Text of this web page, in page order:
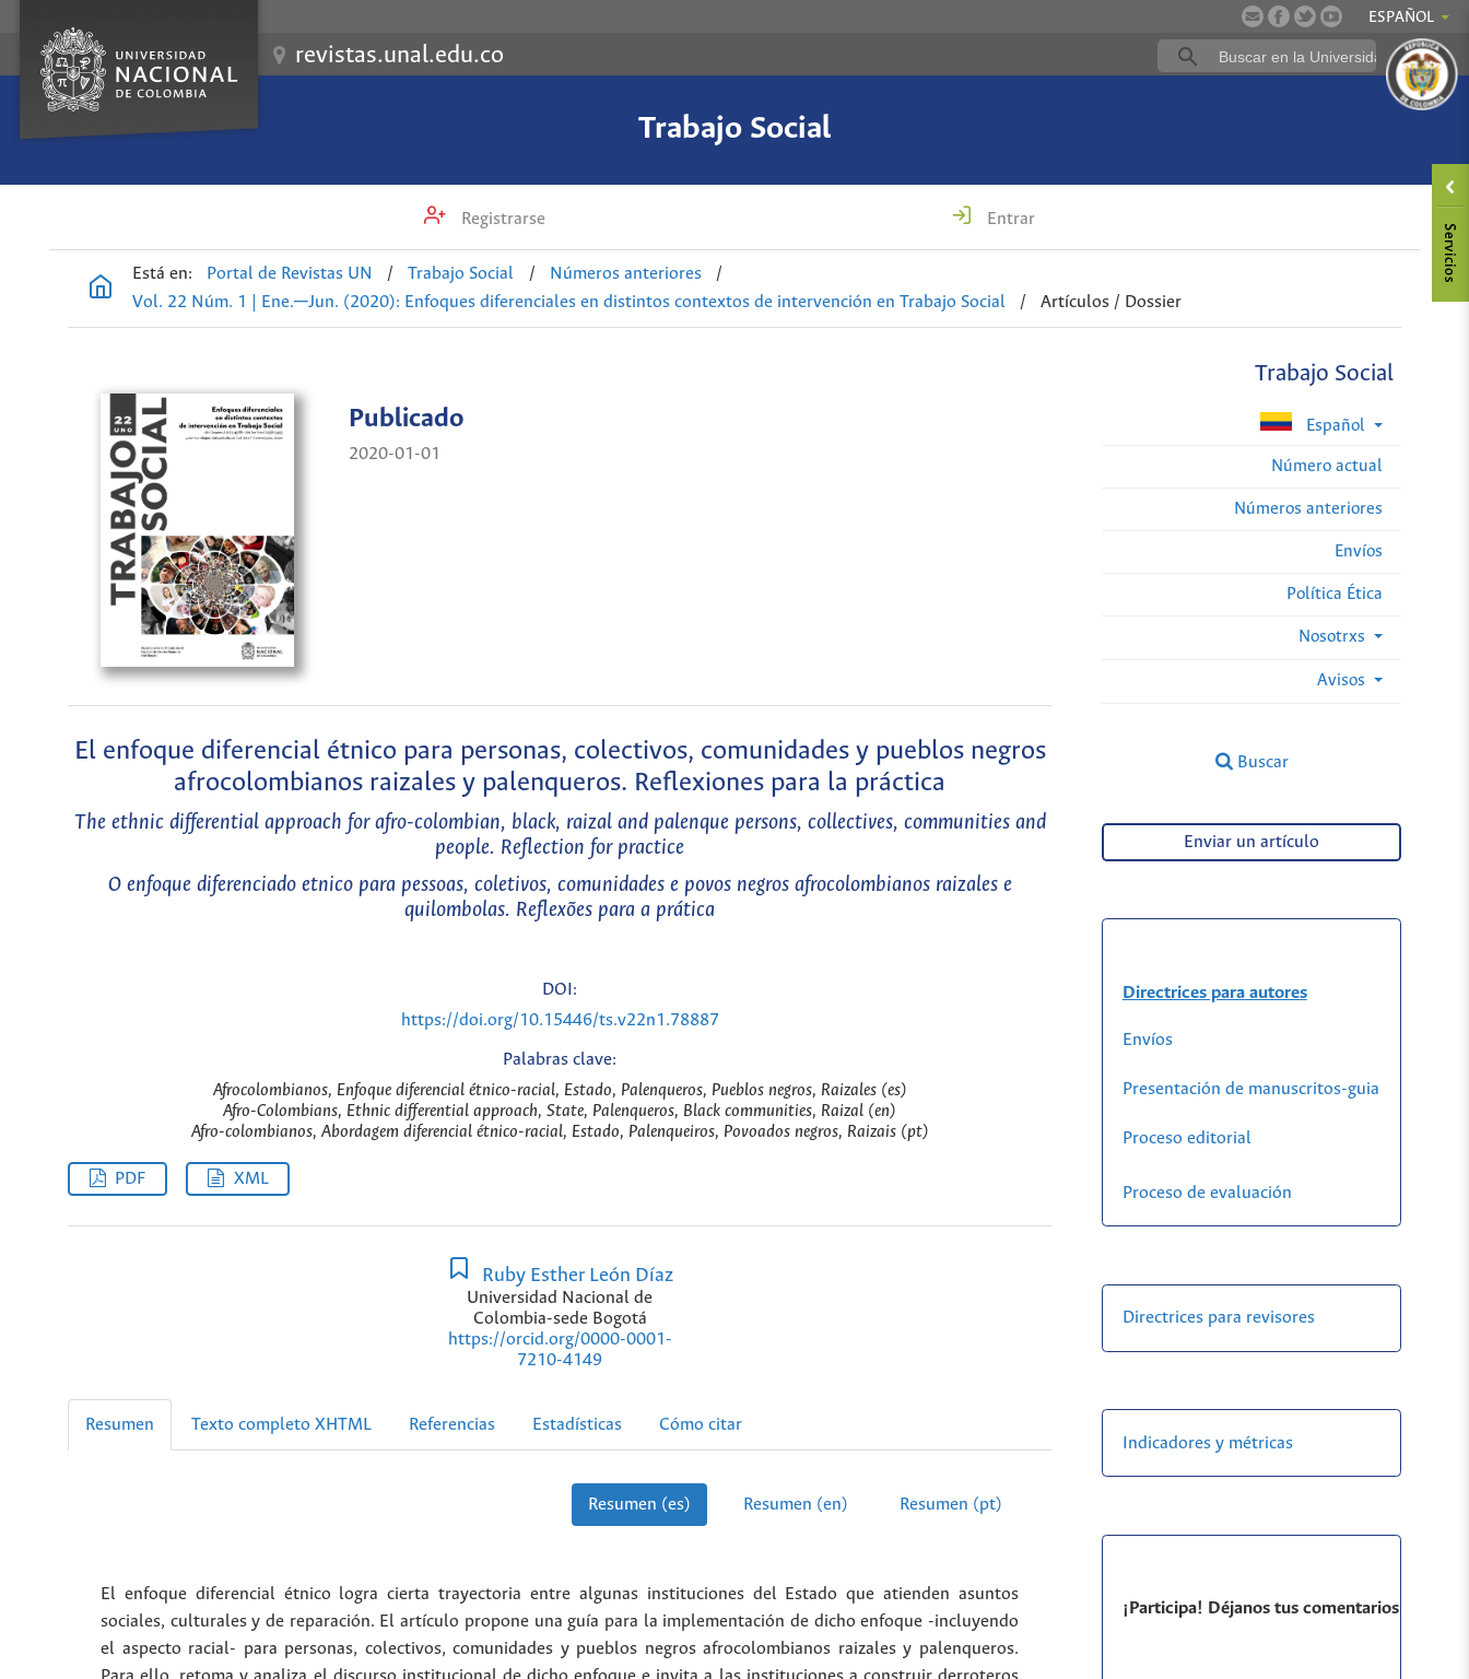
ESPAÑOL
revistas.unal.edu.co
Trabajo Social
Registrarse Entrar
Está en: Portal de Revistas UN / Trabajo Social / Números anteriores
/
Vol. 22 Núm. 1 | Ene.─Jun. (2020): Enfoques diferenciales en distintos contextos de intervención en Trabajo Social
/ Artículos / Dossier
Trabajo Social
Español
Número actual
Números anteriores
Envíos
Política Ética
Nosotrxs
Avisos
Buscar
Publicado
2020-01-01
El enfoque diferencial étnico para personas, colectivos, comunidades y pueblos negros
afrocolombianos raizales y palenqueros. Reflexiones para la práctica
The ethnic differential approach for afro-colombian, black, raizal and palenque persons, collectives, communities and
people. Reflection for practice
O enfoque diferenciado etnico para pessoas, coletivos, comunidades e povos negros afrocolombianos raizales e
quilombolas. Reflexões para a prática
DOI:
https://doi.org/10.15446/ts.v22n1.78887
Palabras clave:
Afrocolombianos, Enfoque diferencial étnico-racial, Estado, Palenqueros, Pueblos negros, Raizales (es)
Afro-Colombians, Ethnic differential approach, State, Palenqueros, Black communities, Raizal (en)
Afro-colombianos, Abordagem diferencial étnico-racial, Estado, Palenqueiros, Povoados negros, Raizais (pt)
PDF XML
Ruby Esther León Díaz
Universidad Nacional de
Colombia-sede Bogotá
https://orcid.org/0000-0001-
7210-4149
Resumen Texto completo XHTML Referencias Estadísticas Cómo citar
Resumen (es) Resumen (en) Resumen (pt)
El enfoque diferencial étnico logra cierta trayectoria entre algunas instituciones del Estado que atienden asuntos
sociales, culturales y de reparación. El artículo propone una guía para la implementación de dicho enfoque -incluyendo
el aspecto racial- para personas, colectivos, comunidades y pueblos negros afrocolombianos raizales y palenqueros.
Enviar un artículo
Directrices para autores
Envíos
Presentación de manuscritos-guia
Proceso editorial
Proceso de evaluación
Directrices para revisores
Indicadores y métricas
¡Participa! Déjanos tus comentarios